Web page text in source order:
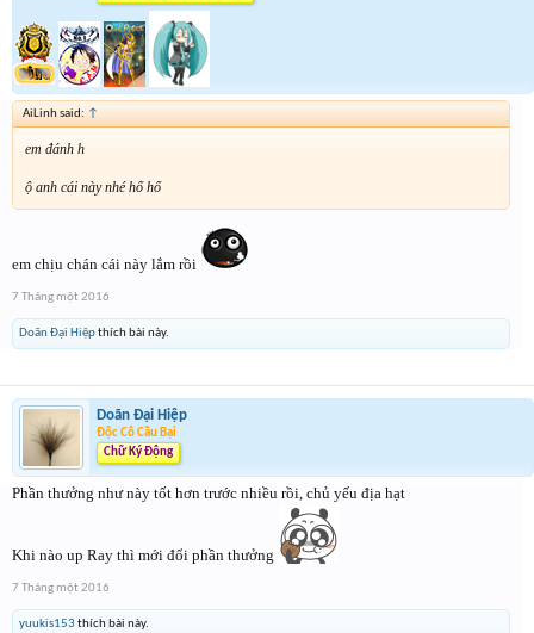
AiLinh said: ↑
em đánh h
ộ anh cái này nhé hố hố
em chịu chán cái này lắm rồi
7 Tháng một 2016
Doãn Đại Hiệpthích bài này.
Doãn Đại Hiệp
Độc Cô Cầu Bại
Chữ Ký Động
Phần thưởng như này tốt hơn trước nhiều rồi, chủ yếu địa hạt
Khi nào up Ray thì mới đổi phần thưởng
7 Tháng một 2016
yuukis153 thích bài này.